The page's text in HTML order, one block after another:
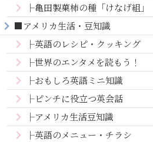
├亀田製菓柿の種「けなげ組」
■アメリカ生活・豆知識
├英語のレシピ・クッキング
├世界のエンタメを読もう！
├おもしろ英語ミニ知識
├ピンチに役立つ英会話
├アメリカ生活豆知識
├英語のメニュー・チラシ